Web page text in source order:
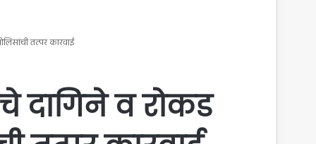
तत्पर कारवाई
व रोकड